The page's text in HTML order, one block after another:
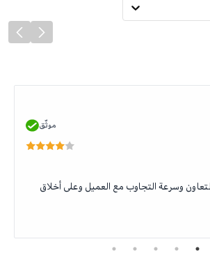
موثّق
وسرعة التجاوب مع العميل وعلى أخلاق